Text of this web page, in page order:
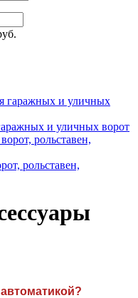
и уличных ворот
рольставен,